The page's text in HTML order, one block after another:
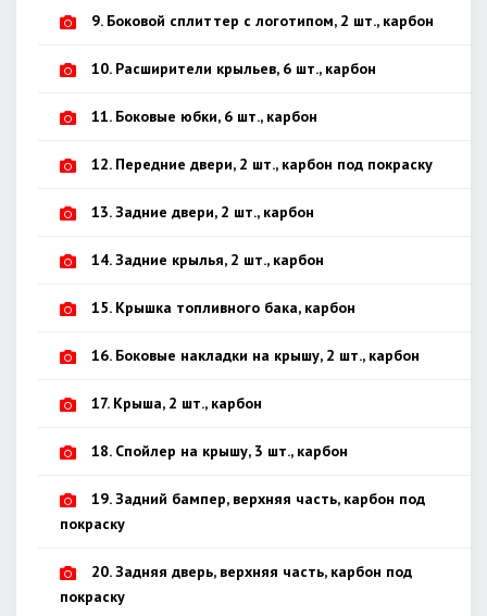
9. Боковой сплиттер с логотипом, 2 шт., карбон
10. Расширители крыльев, 6 шт., карбон
11. Боковые юбки, 6 шт., карбон
12. Передние двери, 2 шт., карбон под покраску
13. Задние двери, 2 шт., карбон
14. Задние крылья, 2 шт., карбон
15. Крышка топливного бака, карбон
16. Боковые накладки на крышу, 2 шт., карбон
17. Крыша, 2 шт., карбон
18. Спойлер на крышу, 3 шт., карбон
19. Задний бампер, верхняя часть, карбон под
покраску
20. Задняя дверь, верхняя часть, карбон под
покраску